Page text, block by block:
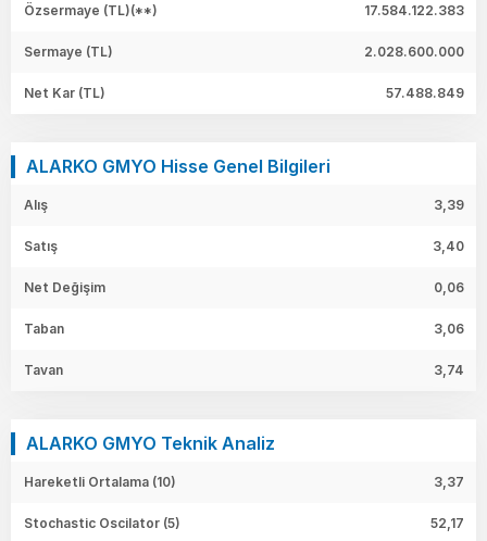
Özsermaye (TL)(**) 17.584.122.383
Sermaye (TL) 2.028.600.000
Net Kar (TL) 57.488.849
ALARKO GMYO Hisse Genel Bilgileri
Alış 3,39
Satış 3,40
Net Değişim 0,06
Taban 3,06
Tavan 3,74
ALARKO GMYO Teknik Analiz
Hareketli Ortalama (10) 3,37
Stochastic Oscilator (5) 52,17